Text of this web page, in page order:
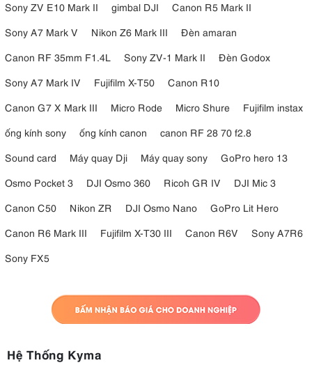
Không chỉ là một mẫu đèn LED studio thông thường, Godox SL200 III
còn được tích hợp sẵn nhiều hiệu ứng ánh sáng FX cinematic hỗ trợ
sáng tạo nội dung chuyên nghiệp. Các hiệu ứng như Flash, Storm,
TV hay Broken Bulb giúp người dùng dễ dàng mô phỏng các tình
huống ánh sáng thực tế trong quá trình quay video hoặc dựng cảnh
Sony ZV E10 Mark II
gimbal DJI
Canon R5 Mark II
Sony A7 Mark V
Nikon Z6 Mark III
Đèn amaran
Canon RF 35mm F1.4L
Sony ZV-1 Mark II
Đèn Godox
Sony A7 Mark IV
Fujifilm X-T50
Canon R10
Canon G7 X Mark III
Micro Rode Micro Shure
Fujifilm instax
ống kính sony
ống kính canon
canon RF 28 70 f2.8
Sound card
Máy quay Dji Máy quay sony
GoPro hero 13
Osmo Pocket 3
DJI Osmo 360 Ricoh GR IV
DJI Mic 3
Canon C50
Nikon ZR DJI Osmo Nano
GoPro Lit Hero
Canon R6 Mark III
Fujifilm X-T30 III Canon R6V
Sony A7R6
Sony FX5
Hệ Thống Kyma